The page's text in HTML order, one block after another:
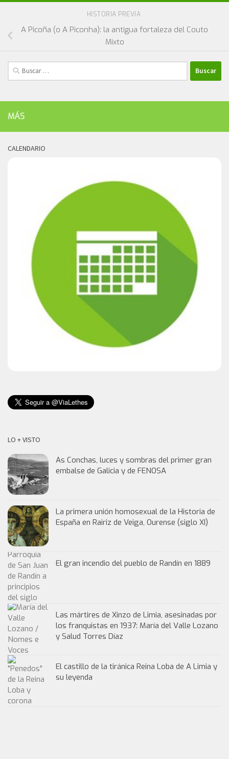
HISTORIA PREVIA
A Picoña (o A Piconha): la antigua fortaleza del Couto
Mixto
Buscar:
MÁS
CALENDARIO
LO + VISTO
As Conchas, luces y sombras del primer gran
embalse de Galicia y de FENOSA
La primera unión homosexual de la Historia de
España en Rairiz de Veiga, Ourense (siglo XI)
El gran incendio del pueblo de Randín en 1889
Las mártires de Xinzo de Limia, asesinadas por
los franquistas en 1937: María del Valle Lozano
y Salud Torres Díaz
El castillo de la tiránica Reina Loba de A Limia y
su leyenda